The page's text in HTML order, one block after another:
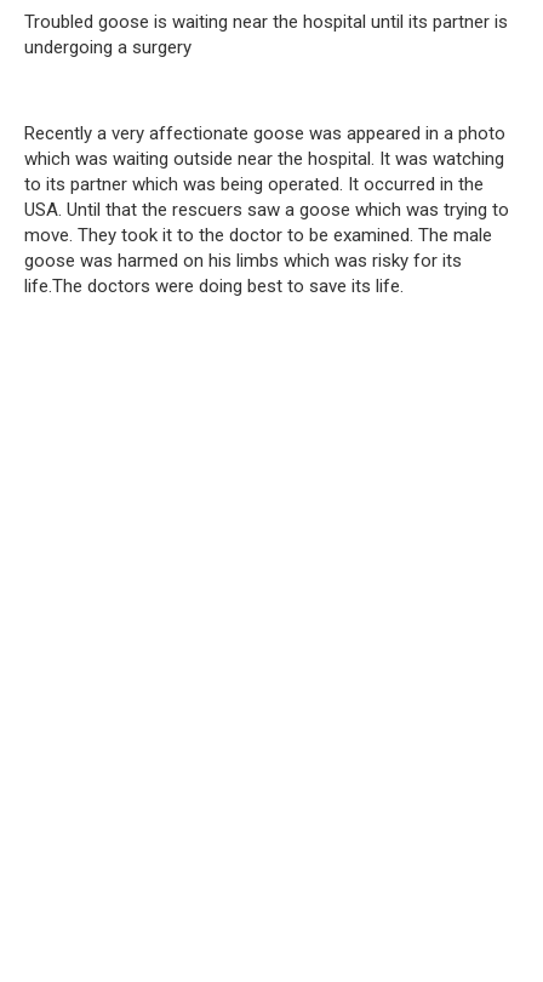
Troubled goose is waiting near the hospital until its partner is
undergoing a surgery
Recently a very affectionate goose was appeared in a photo
which was waiting outside near the hospital. It was watching
to its partner which was being operated. It occurred in the
USA. Until that the rescuers saw a goose which was trying to
move. They took it to the doctor to be examined. The male
goose was harmed on his limbs which was risky for its
life.The doctors were doing best to save its life.